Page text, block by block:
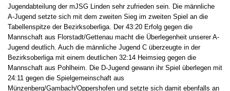
Jugendabteilung der mJSG Linden sehr zufrieden sein. Die männliche
A-Jugend setzte sich mit dem zweiten Sieg im zweiten Spiel an die
Tabellenspitze der Bezirksoberliga. Der 43:20 Erfolg gegen die
Mannschaft aus Florstadt/Gettenau macht die Überlegenheit unserer A-
Jugend deutlich. Auch die männliche Jugend C überzeugte in der
Bezirksoberliga mit einem deutlichen 32:14 Heimsieg gegen die
Mannschaft aus Pohlheim. Die D-Jugend gewann ihr Spiel überlegen mit
24:11 gegen die Spielgemeinschaft aus
Münzenberg/Gambach/Oppershofen und setzte sich damit ebenfalls an